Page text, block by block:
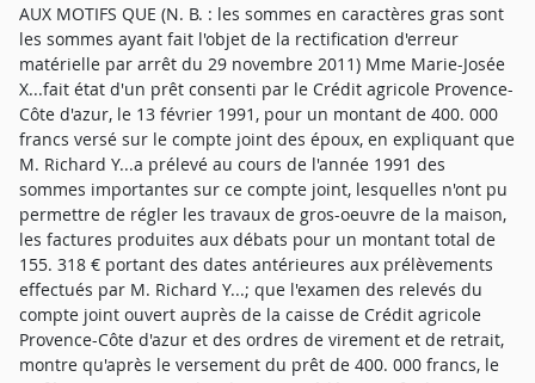
AUX MOTIFS QUE (N. B. : les sommes en caractères gras sont
les sommes ayant fait l'objet de la rectification d'erreur
matérielle par arrêt du 29 novembre 2011) Mme Marie-Josée
X...fait état d'un prêt consenti par le Crédit agricole Provence-
Côte d'azur, le 13 février 1991, pour un montant de 400. 000
francs versé sur le compte joint des époux, en expliquant que
M. Richard Y...a prélevé au cours de l'année 1991 des
sommes importantes sur ce compte joint, lesquelles n'ont pu
permettre de régler les travaux de gros-oeuvre de la maison,
les factures produites aux débats pour un montant total de
155. 318 € portant des dates antérieures aux prélèvements
effectués par M. Richard Y...; que l'examen des relevés du
compte joint ouvert auprès de la caisse de Crédit agricole
Provence-Côte d'azur et des ordres de virement et de retrait,
montre qu'après le versement du prêt de 400. 000 francs, le